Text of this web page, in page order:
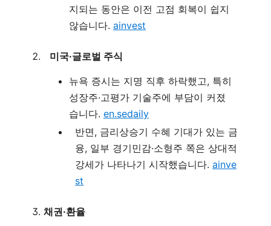
지되는 동안은 이전 고점 회복이 쉽지
않습니다. ainvest
미국·글로벌 주식
뉴욕 증시는 지명 직후 하락했고, 특히
성장주·고평가 기술주에 부담이 커졌
습니다. en.sedaily
반면, 금리상승기 수혜 기대가 있는 금
융, 일부 경기민감·소형주 쪽은 상대적
강세가 나타나기 시작했습니다. ainve
st
채권·환율